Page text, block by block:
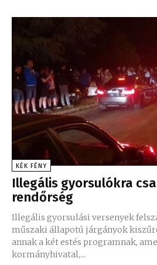
KÉK FÉNY
Illegális gyorsulókra
rendőrség
Illegális gyorsulási versenyek
műszaki állapotú járgányok
annak a két estés programnak,
kormányhivatal,...